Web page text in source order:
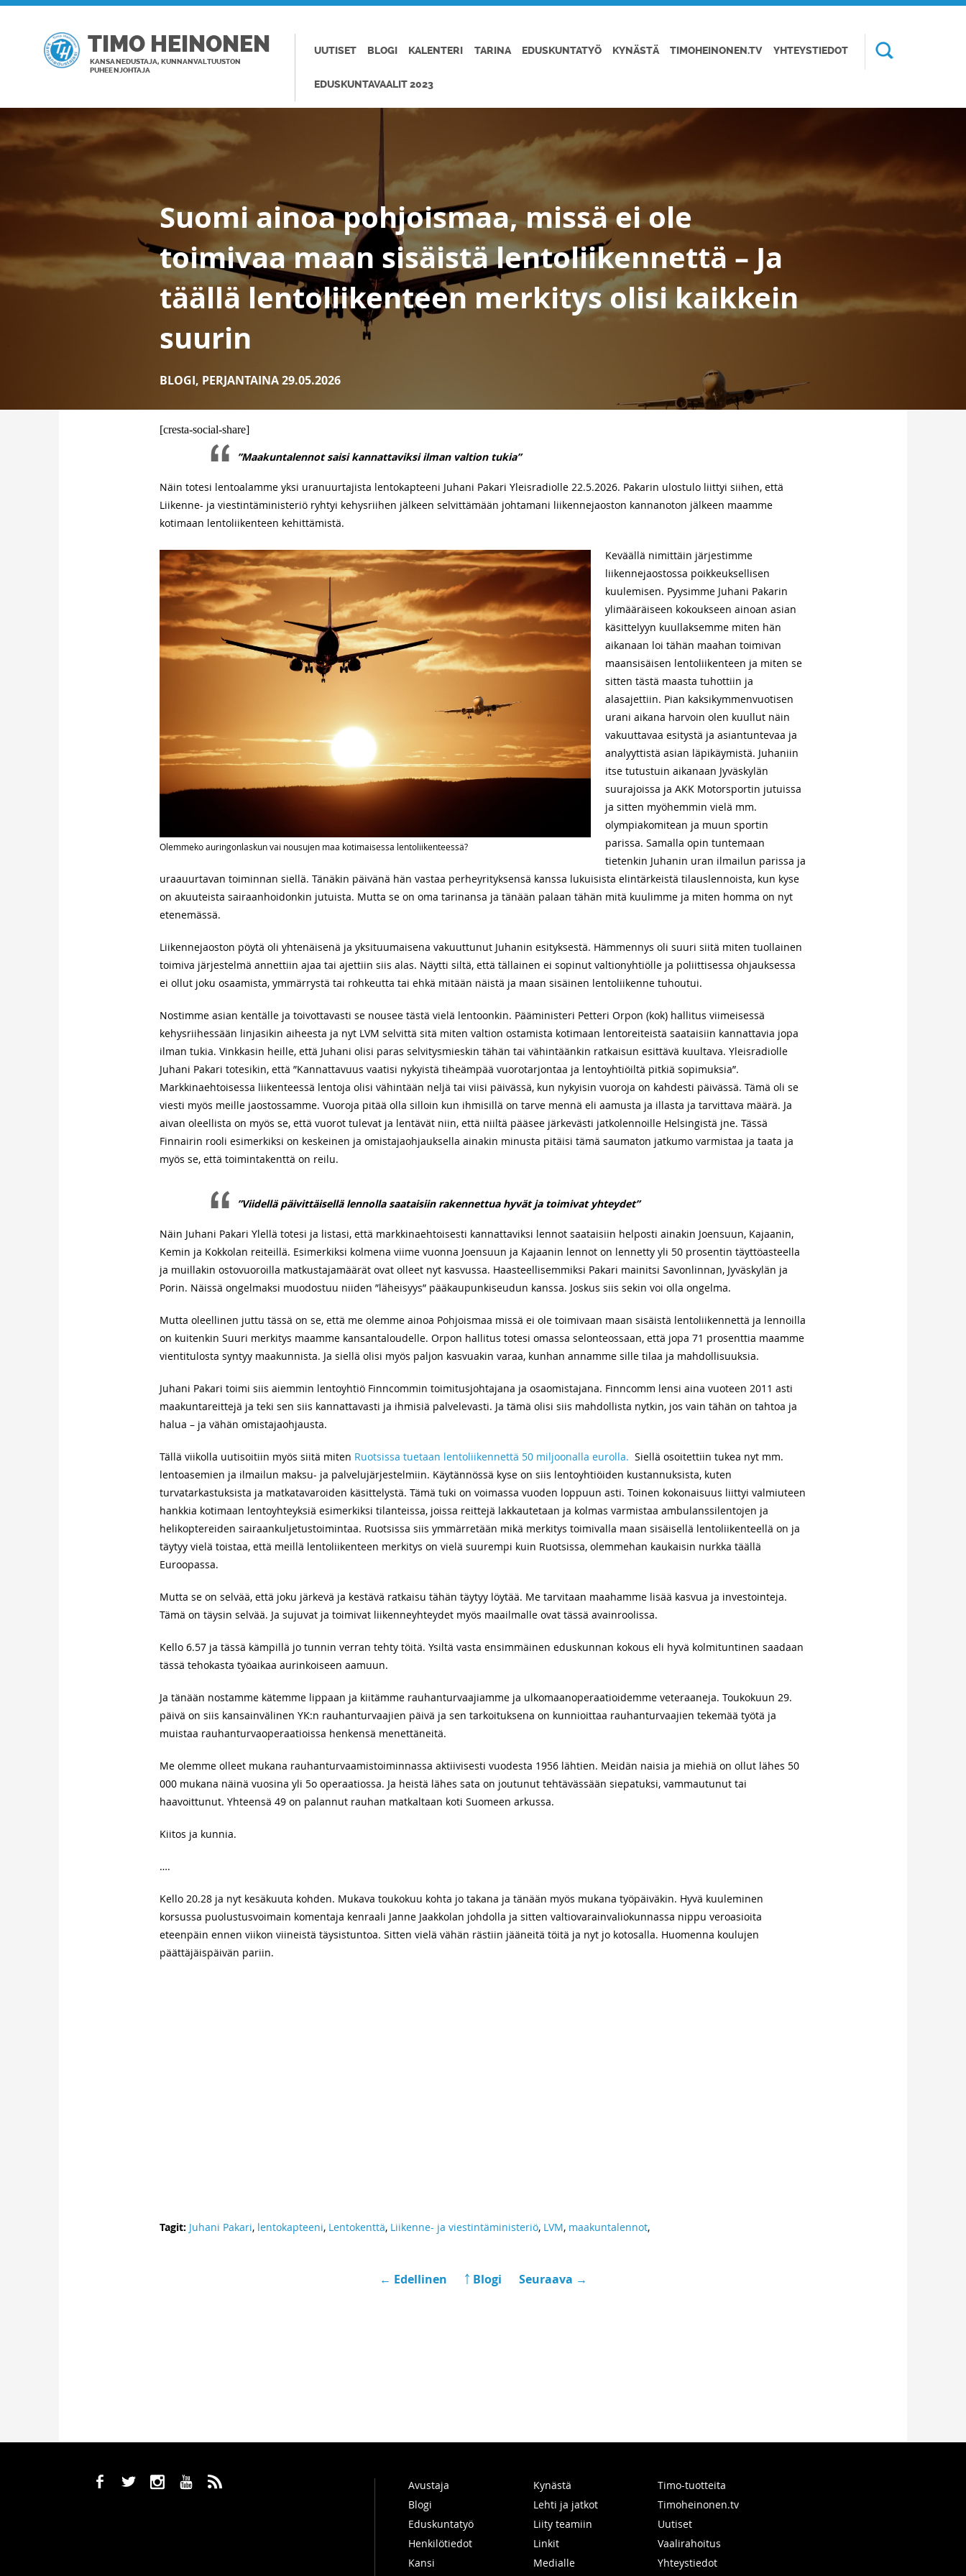
TIMO HEINONEN
KANSANEDUSTAJA, KUNNANVALTUUSTON
PUHEENJOHTAJA
UUTISET BLOGI KALENTERI TARINA EDUSKUNTATYÖ KYNÄSTÄ TIMOHEINONEN.TV YHTEYSTIEDOT
EDUSKUNTAVAALIT 2023
Suomi ainoa pohjoismaa, missä ei ole
toimivaa maan sisäistä lentoliikennettä – Ja
täällä lentoliikenteen merkitys olisi kaikkein
suurin
BLOGI, PERJANTAINA 29.05.2026
[cresta-social-share]
”Maakuntalennot saisi kannattaviksi ilman valtion tukia”
Näin totesi lentoalamme yksi uranuurtajista lentokapteeni Juhani Pakari Yleisradiolle 22.5.2026. Pakarin ulostulo liittyi siihen, että
Liikenne- ja viestintä­ministeriö ryhtyi kehysriihen jälkeen selvittämään johtamani liikennejaoston kannanoton jälkeen maamme
kotimaan lentoliikenteen kehittämistä.
Olemmeko auringonlaskun vai nousujen maa kotimaisessa lentoliikenteessä?
Keväällä nimittäin järjestimme
liikennejaostossa poikkeuksellisen
kuulemisen. Pyysimme Juhani Pakarin
ylimääräiseen kokoukseen ainoan asian
käsittelyyn kuullaksemme miten hän
aikanaan loi tähän maahan toimivan
maansisäisen lentoliikenteen ja miten se
sitten tästä maasta tuhottiin ja
alasajettiin. Pian kaksikymmenvuotisen
urani aikana harvoin olen kuullut näin
vakuuttavaa esitystä ja asiantuntevaa ja
analyyttistä asian läpikäymistä. Juhaniin
itse tutustuin aikanaan Jyväskylän
suurajoissa ja AKK Motorsportin jutuissa
ja sitten myöhemmin vielä mm.
olympiakomitean ja muun sportin
parissa. Samalla opin tuntemaan
tietenkin Juhanin uran ilmailun parissa ja
uraauurtavan toiminnan siellä. Tänäkin päivänä hän vastaa perheyrityksensä kanssa lukuisista elintärkeistä tilauslennoista, kun kyse
on akuuteista sairaanhoidonkin jutuista. Mutta se on oma tarinansa ja tänään palaan tähän mitä kuulimme ja miten homma on nyt
etenemässä.
Liikennejaoston pöytä oli yhtenäisenä ja yksituumaisena vakuuttunut Juhanin esityksestä. Hämmennys oli suuri siitä miten tuollainen
toimiva järjestelmä annettiin ajaa tai ajettiin siis alas. Näytti siltä, että tällainen ei sopinut valtionyhtiölle ja poliittisessa ohjauksessa
ei ollut joku osaamista, ymmärrystä tai rohkeutta tai ehkä mitään näistä ja maan sisäinen lentoliikenne tuhoutui.
Nostimme asian kentälle ja toivottavasti se nousee tästä vielä lentoonkin. Pääministeri Petteri Orpon (kok) hallitus viimeisessä
kehysriihessään linjasikin aiheesta ja nyt LVM selvittä sitä miten valtion ostamista kotimaan lentoreiteistä saataisiin kannattavia jopa
ilman tukia. Vinkkasin heille, että Juhani olisi paras selvitysmieskin tähän tai vähintäänkin ratkaisun esittävä kuultava. Yleisradiolle
Juhani Pakari totesikin, että ”Kannattavuus vaatisi nykyistä tiheämpää vuorotarjontaa ja lentoyhtiöiltä pitkiä sopimuksia”.
Markkinaehtoisessa liikenteessä lentoja olisi vähintään neljä tai viisi päivässä, kun nykyisin vuoroja on kahdesti päivässä. Tämä oli se
viesti myös meille jaostossamme. Vuoroja pitää olla silloin kun ihmisillä on tarve mennä eli aamusta ja illasta ja tarvittava määrä. Ja
aivan oleellista on myös se, että vuorot tulevat ja lentävät niin, että niiltä pääsee järkevästi jatkolennoille Helsingistä jne. Tässä
Finnairin rooli esimerkiksi on keskeinen ja omistajaohjauksella ainakin minusta pitäisi tämä saumaton jatkumo varmistaa ja taata ja
myös se, että toimintakenttä on reilu.
”Viidellä päivittäisellä lennolla saataisiin rakennettua hyvät ja toimivat yhteydet”
Näin Juhani Pakari Ylellä totesi ja listasi, että markkinaehtoisesti kannattaviksi lennot saataisiin helposti ainakin Joensuun, Kajaanin,
Kemin ja Kokkolan reiteillä. Esimerkiksi kolmena viime vuonna Joensuun ja Kajaanin lennot on lennetty yli 50 prosentin täyttöasteella
ja muillakin ostovuoroilla matkustajamäärät ovat olleet nyt kasvussa. Haasteellisemmiksi Pakari mainitsi Savonlinnan, Jyväskylän ja
Porin. Näissä ongelmaksi muodostuu niiden ”läheisyys” pääkaupunkiseudun kanssa. Joskus siis sekin voi olla ongelma.
Mutta oleellinen juttu tässä on se, että me olemme ainoa Pohjoismaa missä ei ole toimivaan maan sisäistä lentoliikennettä ja lennoilla
on kuitenkin Suuri merkitys maamme kansantaloudelle. Orpon hallitus totesi omassa selonteossaan, että jopa 71 prosenttia maamme
vientitulosta syntyy maakunnista. Ja siellä olisi myös paljon kasvuakin varaa, kunhan annamme sille tilaa ja mahdollisuuksia.
Juhani Pakari toimi siis aiemmin lentoyhtiö Finncommin toimitusjohtajana ja osaomistajana. Finncomm lensi aina vuoteen 2011 asti
maakuntareittejä ja teki sen siis kannattavasti ja ihmisiä palvelevasti. Ja tämä olisi siis mahdollista nytkin, jos vain tähän on tahtoa ja
halua – ja vähän omistajaohjausta.
Tällä viikolla uutisoitiin myös siitä miten Ruotsissa tuetaan lentoliikennettä 50 miljoonalla eurolla. Siellä osoitettiin tukea nyt mm.
lentoasemien ja ilmailun maksu- ja palvelujärjestelmiin. Käytännössä kyse on siis lentoyhtiöiden kustannuksista, kuten
turvatarkastuksista ja matkatavaroiden käsittelystä. Tämä tuki on voimassa vuoden loppuun asti. Toinen kokonaisuus liittyi valmiuteen
hankkia kotimaan lentoyhteyksiä esimerkiksi tilanteissa, joissa reittejä lakkautetaan ja kolmas varmistaa ambulanssilentojen ja
helikoptereiden sairaankuljetustoimintaa. Ruotsissa siis ymmärretään mikä merkitys toimivalla maan sisäisellä lentoliikenteellä on ja
täytyy vielä toistaa, että meillä lentoliikenteen merkitys on vielä suurempi kuin Ruotsissa, olemmehan kaukaisin nurkka täällä
Euroopassa.
Mutta se on selvää, että joku järkevä ja kestävä ratkaisu tähän täytyy löytää. Me tarvitaan maahamme lisää kasvua ja investointeja.
Tämä on täysin selvää. Ja sujuvat ja toimivat liikenneyhteydet myös maailmalle ovat tässä avainroolissa.
Kello 6.57 ja tässä kämpillä jo tunnin verran tehty töitä. Ysiltä vasta ensimmäinen eduskunnan kokous eli hyvä kolmituntinen saadaan
tässä tehokasta työaikaa aurinkoiseen aamuun.
Ja tänään nostamme kätemme lippaan ja kiitämme rauhanturvaajiamme ja ulkomaanoperaatioidemme veteraaneja. Toukokuun 29.
päivä on siis kansainvälinen YK:n rauhanturvaajien päivä ja sen tarkoituksena on kunnioittaa rauhanturvaajien tekemää työtä ja
muistaa rauhanturvaoperaatioissa henkensä menettäneitä.
Me olemme olleet mukana rauhanturvaamistoiminnassa aktiivisesti vuodesta 1956 lähtien. Meidän naisia ja miehiä on ollut lähes 50
000 mukana näinä vuosina yli 5o operaatiossa. Ja heistä lähes sata on joutunut tehtävässään siepatuksi, vammautunut tai
haavoittunut. Yhteensä 49 on palannut rauhan matkaltaan koti Suomeen arkussa.
Kiitos ja kunnia.
….
Kello 20.28 ja nyt kesäkuuta kohden. Mukava toukokuu kohta jo takana ja tänään myös mukana työpäiväkin. Hyvä kuuleminen
korsussa puolustusvoimain komentaja kenraali Janne Jaakkolan johdolla ja sitten valtiovarainvaliokunnassa nippu veroasioita
eteenpäin ennen viikon viineistä täysistuntoa. Sitten vielä vähän rästiin jääneitä töitä ja nyt jo kotosalla. Huomenna koulujen
päättäjäispäivän pariin.
Tagit: Juhani Pakari, lentokapteeni, Lentokenttä, Liikenne- ja viestintäministeriö, LVM, maakuntalennot,
← Edellinen ￪ Blogi Seuraava →
b a x r ,
Avustaja
Blogi
Eduskuntatyö
Henkilötiedot
Kansi
Kynästä
Lehti ja jatkot
Liity teamiin
Linkit
Medialle
Timo-tuotteita
Timoheinonen.tv
Uutiset
Vaalirahoitus
Yhteystiedot